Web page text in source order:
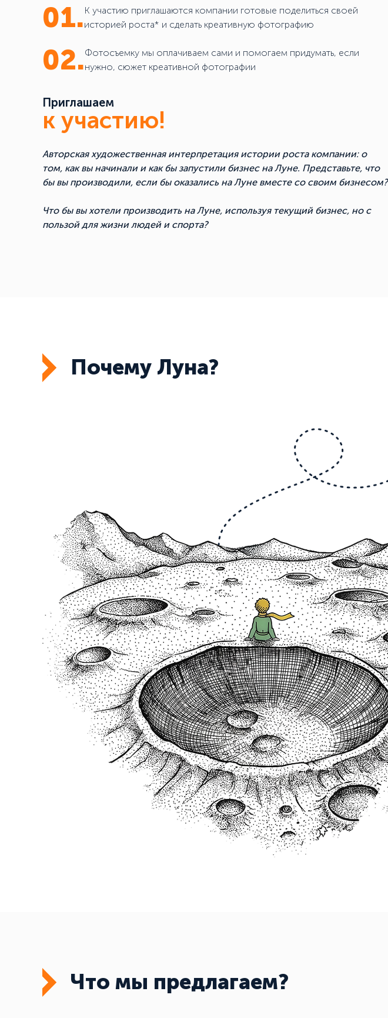
01. К участию приглашаются компании готовые поделиться своей
историей роста* и сделать креативную фотографию
02.Фотосъемку мы оплачиваем сами и помогаем придумать, если
нужно, сюжет креативной фотографии
Приглашаем
к участию!
Авторская художественная интерпретация истории роста компании: о
том, как вы начинали и как бы запустили бизнес на Луне. Представьте, что
бы вы производили, если бы оказались на Луне вместе со своим бизнесом?
Что бы вы хотели производить на Луне, используя текущий бизнес, но с
пользой для жизни людей и спорта?
Почему Луна?
Что мы предлагаем?